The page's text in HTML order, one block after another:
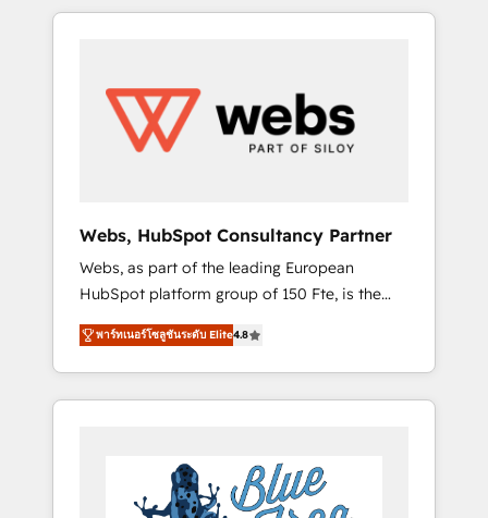
to global brands
HubSpot challenges and improve user
HubSpot for the first time 🔧 Designing and
optimising your HubSpot set-up for better
results 🌐 Website design and build using
using HubSpot Why us? - SIX HubSpot
Accreditations - awarded by HubSpot after a
rigorous process for CRM, Solutions
Architecture, Onboarding , Data Migration,
Custom Integration & Platform Enablement -
Onboarded over 500 businesses to HubSpot
-Top 1% of partners worldwide -In-house
HubSpot. www.bbdboom.com
Webs, HubSpot Consultancy Partner
Webs, as part of the leading European
HubSpot platform group of 150 Fte, is the
trusted Elite HubSpot CRM Partner offering
you a roadmap on maximizing EBITDA and
achieving Commercial Excellence. With our
targeted processes, we strengthen your
Implementation partner, we provide
expertise to drive your business forward.
พาร์ทเนอร์โซลูชันระดับ Elite4.8